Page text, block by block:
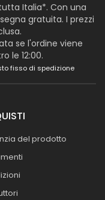
Italia*. Con una
gratuita. I prezzi
se l'ordine viene
le 12:00.
fisso di spedizione
del prodotto